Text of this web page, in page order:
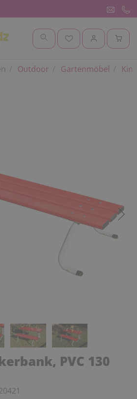
Outdoor Gartenmöbel
PVC 130